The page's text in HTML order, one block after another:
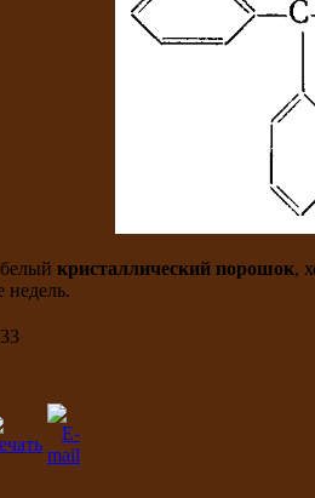
кристаллический порошок,
недель.